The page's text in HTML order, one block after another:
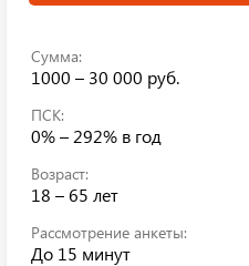
Сумма:
1000 – 30 000 руб.
ПСК:
0% – 292% в год
Возраст:
18 – 65 лет
Рассмотрение анкеты:
До 15 минут